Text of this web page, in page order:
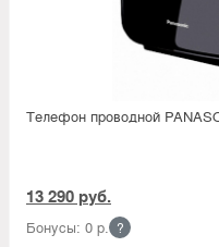
Телефон проводной
13 290 руб.
Бонусы: 0 р. ?